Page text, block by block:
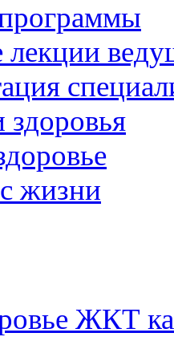
лекции
здоровья
жизни
ЖКТ